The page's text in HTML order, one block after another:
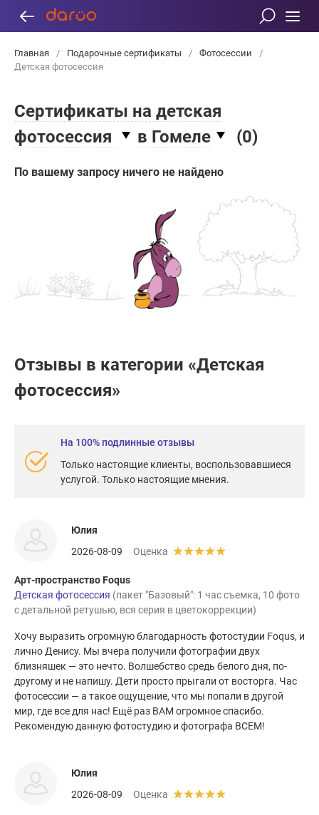
Главная / Подарочные сертификаты / Фотосессии
/
Детская фотосессия
Сертификаты на детская
фотосессия
в Гомеле (0)
По вашему запросу ничего не найдено
Отзывы в категории «Детская
фотосессия»
На 100% подлинные отзывы
Только настоящие клиенты, воспользовавшиеся
услугой. Только настоящие мнения.
Юлия
2026-08-09
Оценка
Арт-пространство Foqus
Детская фотосессия (пакет "Базовый": 1 час съемка, 10 фото
с детальной ретушью, вся серия в цветокоррекции)
Хочу выразить огромную благодарность фотостудии Foqus, и
лично Денису. Мы вчера получили фотографии двух
близняшек — это нечто. Волшебство средь белого дня, по-
другому и не напишу. Дети просто прыгали от восторга. Час
фотосессии — а такое ощущение, что мы попали в другой
мир, где все для нас! Ещё раз ВАМ огромное спасибо.
Рекомендую данную фотостудию и фотографа ВСЕМ!
Юлия
2026-08-09
Оценка